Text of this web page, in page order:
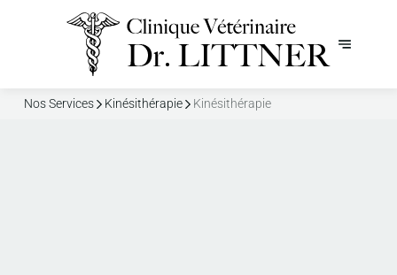
Nos Services Kinésithérapie Kinésithérapie